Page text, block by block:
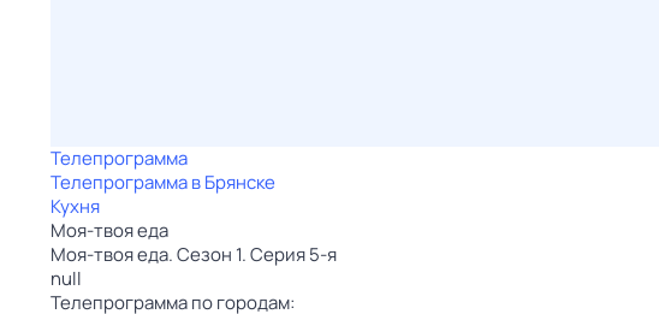
Телепрограмма
Телепрограмма в Брянске
Кухня
Моя-твоя еда
Моя-твоя еда. Сезон 1. Серия 5-я
null
Телепрограмма по городам: